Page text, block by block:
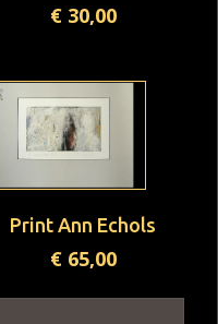
€30,00
Print Ann Echols
€65,00